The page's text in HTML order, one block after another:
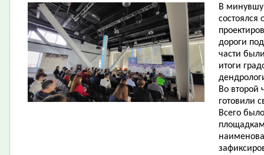
В
дороги
части
итоги
Во второй
готовили
Всего